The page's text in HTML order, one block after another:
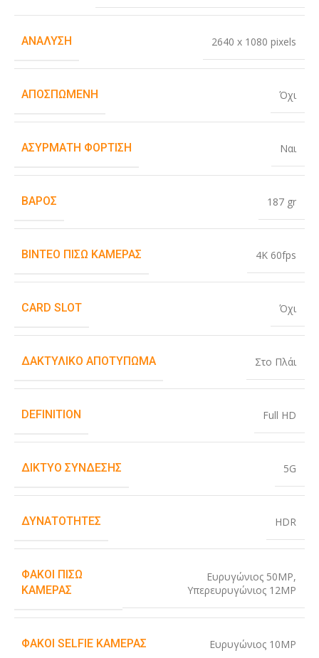
ΑΝΆΛΥΣΗ 2640 x 1080 pixels
ΑΠΟΣΠΏΜΕΝΗ Όχι
ΑΣΎΡΜΑΤΗ ΦΌΡΤΙΣΗ Ναι
ΒΆΡΟΣ 187 gr
ΒΊΝΤΕΟ ΠΊΣΩ ΚΆΜΕΡΑΣ 4K 60fps
CARD SLOT Όχι
ΔΑΚΤΥΛΙΚΌ ΑΠΟΤΎΠΩΜΑ Στο Πλάι
DEFINITION Full HD
ΔΊΚΤΥΟ ΣΎΝΔΕΣΗΣ 5G
ΔΥΝΑΤΌΤΗΤΕΣ HDR
ΦΑΚΟΊ ΠΊΣΩ
ΚΆΜΕΡΑΣ
Ευρυγώνιος 50MP,
Υπερευρυγώνιος 12MP
ΦΑΚΟΊ SELFIE ΚΆΜΕΡΑΣ Ευρυγώνιος 10MP